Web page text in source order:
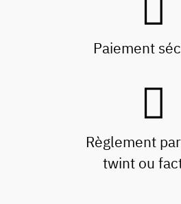
Paiement
Règlement
twint ou